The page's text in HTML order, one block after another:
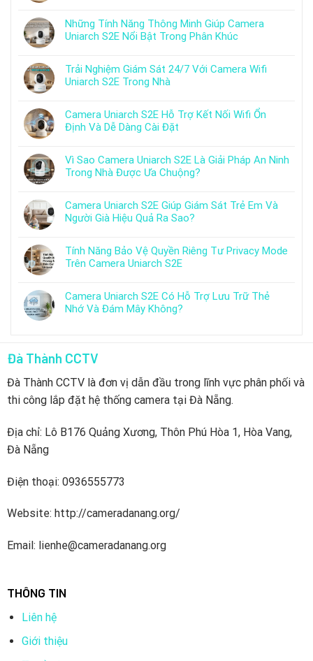
Những Tính Năng Thông Minh Giúp Camera
Uniarch S2E Nổi Bật Trong Phân Khúc
Trải Nghiệm Giám Sát 24/7 Với Camera Wifi
Uniarch S2E Trong Nhà
Camera Uniarch S2E Hỗ Trợ Kết Nối Wifi Ổn
Định Và Dễ Dàng Cài Đặt
Vì Sao Camera Uniarch S2E Là Giải Pháp An Ninh
Trong Nhà Được Ưa Chuộng?
Camera Uniarch S2E Giúp Giám Sát Trẻ Em Và
Người Già Hiệu Quả Ra Sao?
Tính Năng Bảo Vệ Quyền Riêng Tư Privacy Mode
Trên Camera Uniarch S2E
Camera Uniarch S2E Có Hỗ Trợ Lưu Trữ Thẻ
Nhớ Và Đám Mây Không?
Đà Thành CCTV
Đà Thành CCTV là đơn vị dẫn đầu trong lĩnh vực phân phối và
thi công lắp đặt hệ thống camera tại Đà Nẵng.
Địa chỉ: Lô B176 Quảng Xương, Thôn Phú Hòa 1, Hòa Vang,
Đà Nẵng
Điện thoại: 0936555773
Website: http://cameradanang.org/
Email: lienhe@cameradanang.org
THÔNG TIN
Liên hệ
Giới thiệu